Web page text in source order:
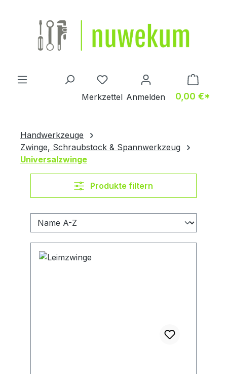
Du hast 0 Produkte auf dem
Merkzettel Anmelden 0,00 €*
Handwerkzeuge
Zwinge, Schraubstock & Spannwerkzeug
Universalzwinge
Produkte filtern